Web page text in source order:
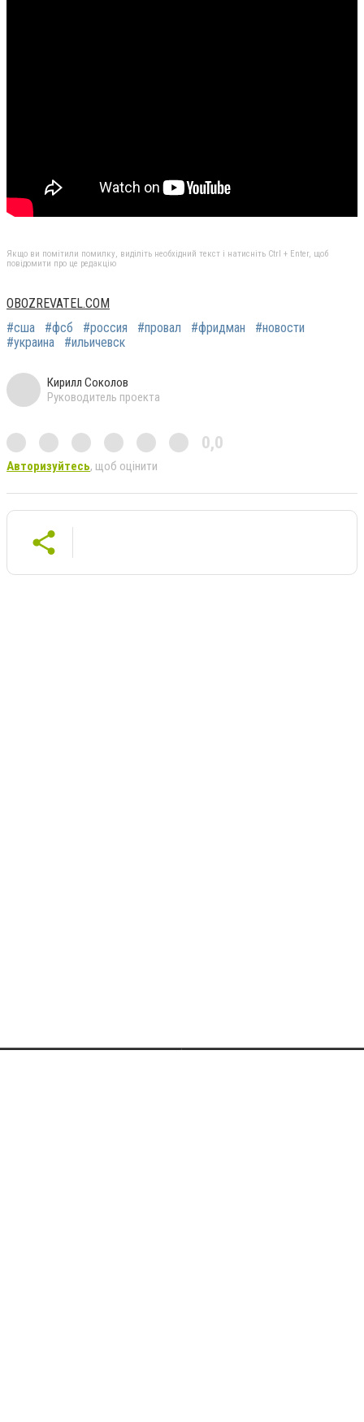
Якщо ви помітили помилку, виділіть необхідний текст і натисніть Ctrl + Enter, щоб
повідомити про це редакцію
OBOZREVATEL.COM
#сша
#фсб #россия #провал #фридман
#новости
#украина
#ильичевск
Кирилл Соколов
Руководитель проекта
0,0
Авторизуйтесь, щоб оцінити